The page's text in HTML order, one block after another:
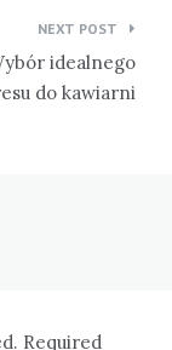
NEXT POST
idealnego
do kawiarni
Required